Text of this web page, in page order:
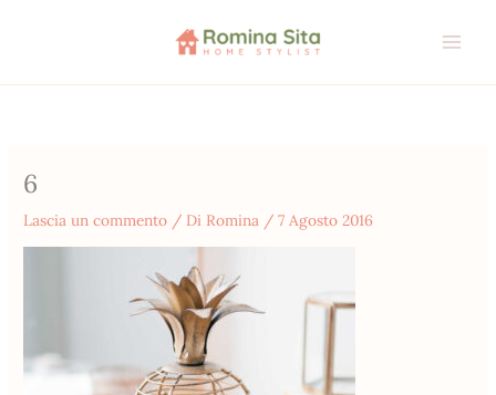
6
Lascia un commento / Di Romina /7 Agosto 2016